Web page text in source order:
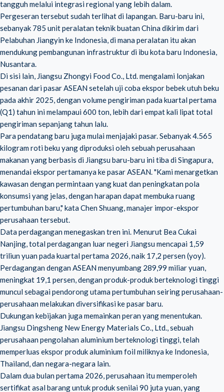
tangguh melalui integrasi regional yang lebih dalam.
Pergeseran tersebut sudah terlihat di lapangan. Baru-baru ini,
sebanyak 785 unit peralatan teknik buatan China dikirim dari
Pelabuhan Jiangyin ke Indonesia, di mana peralatan itu akan
mendukung pembangunan infrastruktur di ibu kota baru Indonesia,
Nusantara.
Di sisi lain, Jiangsu Zhongyi Food Co., Ltd. mengalami lonjakan
pesanan dari pasar ASEAN setelah uji coba ekspor bebek utuh beku
pada akhir 2025, dengan volume pengiriman pada kuartal pertama
(Q1) tahun ini melampaui 600 ton, lebih dari empat kali lipat total
pengiriman sepanjang tahun lalu.
Para pendatang baru juga mulai menjajaki pasar. Sebanyak 4.565
kilogram roti beku yang diproduksi oleh sebuah perusahaan
makanan yang berbasis di Jiangsu baru-baru ini tiba di Singapura,
menandai ekspor pertamanya ke pasar ASEAN. "Kami menargetkan
kawasan dengan permintaan yang kuat dan peningkatan pola
konsumsi yang jelas, dengan harapan dapat membuka ruang
pertumbuhan baru," kata Chen Shuang, manajer impor-ekspor
perusahaan tersebut.
Data perdagangan menegaskan tren ini. Menurut Bea Cukai
Nanjing, total perdagangan luar negeri Jiangsu mencapai 1,59
triliun yuan pada kuartal pertama 2026, naik 17,2 persen (yoy).
Perdagangan dengan ASEAN menyumbang 289,99 miliar yuan,
meningkat 19,1 persen, dengan produk-produk berteknologi tinggi
muncul sebagai pendorong utama pertumbuhan seiring perusahaan-
perusahaan melakukan diversifikasi ke pasar baru.
Dukungan kebijakan juga memainkan peran yang menentukan.
Jiangsu Dingsheng New Energy Materials Co., Ltd., sebuah
perusahaan pengolahan aluminium berteknologi tinggi, telah
memperluas ekspor produk aluminium foil miliknya ke Indonesia,
Thailand, dan negara-negara lain.
Dalam dua bulan pertama 2026, perusahaan itu memperoleh
sertifikat asal barang untuk produk senilai 90 juta yuan, yang